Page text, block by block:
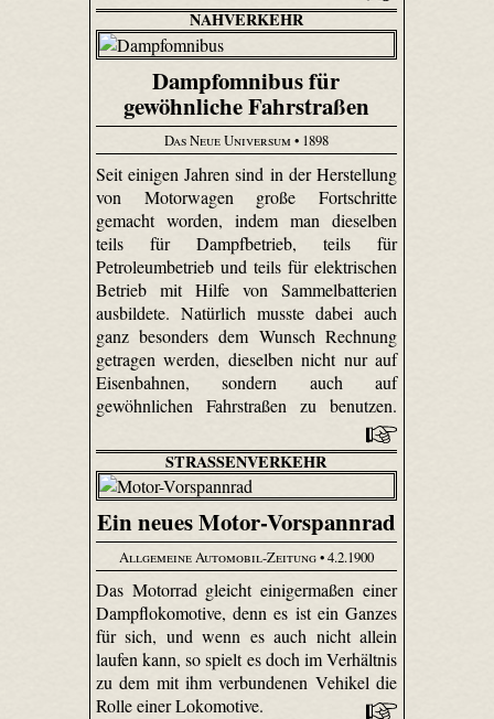
NAHVERKEHR
Dampfomnibus für
gewöhnliche Fahrstraßen
Das Neue Universum • 1898
Seit einigen Jahren sind in der Herstellung
von Motorwagen große Fortschritte
gemacht worden, indem man dieselben
teils für Dampfbetrieb, teils für
Petroleumbetrieb und teils für elektrischen
Betrieb mit Hilfe von Sammelbatterien
ausbildete. Natürlich musste dabei auch
ganz besonders dem Wunsch Rechnung
getragen werden, dieselben nicht nur auf
Eisenbahnen, sondern auch auf
gewöhnlichen Fahrstraßen zu benutzen.
STRASSENVERKEHR
Ein neues Motor-Vorspannrad
Allgemeine Automobil-Zeitung• 4.2.1900
Das Motorrad gleicht einigermaßen einer
Dampflokomotive, denn es ist ein Ganzes
für sich, und wenn es auch nicht allein
laufen kann, so spielt es doch im Verhältnis
zu dem mit ihm verbundenen Vehikel die
Rolle einer Lokomotive.